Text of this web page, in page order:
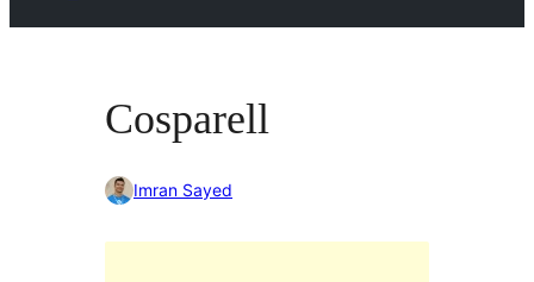
Cosparell
Imran Sayed